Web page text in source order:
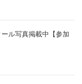
ル写真掲載中【参加